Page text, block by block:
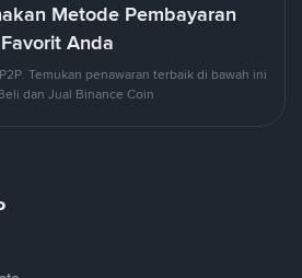
Metode Pembayaran
Favorit Anda
Temukan penawaran terbaik di bawah ini
dan Jual Binance Coin